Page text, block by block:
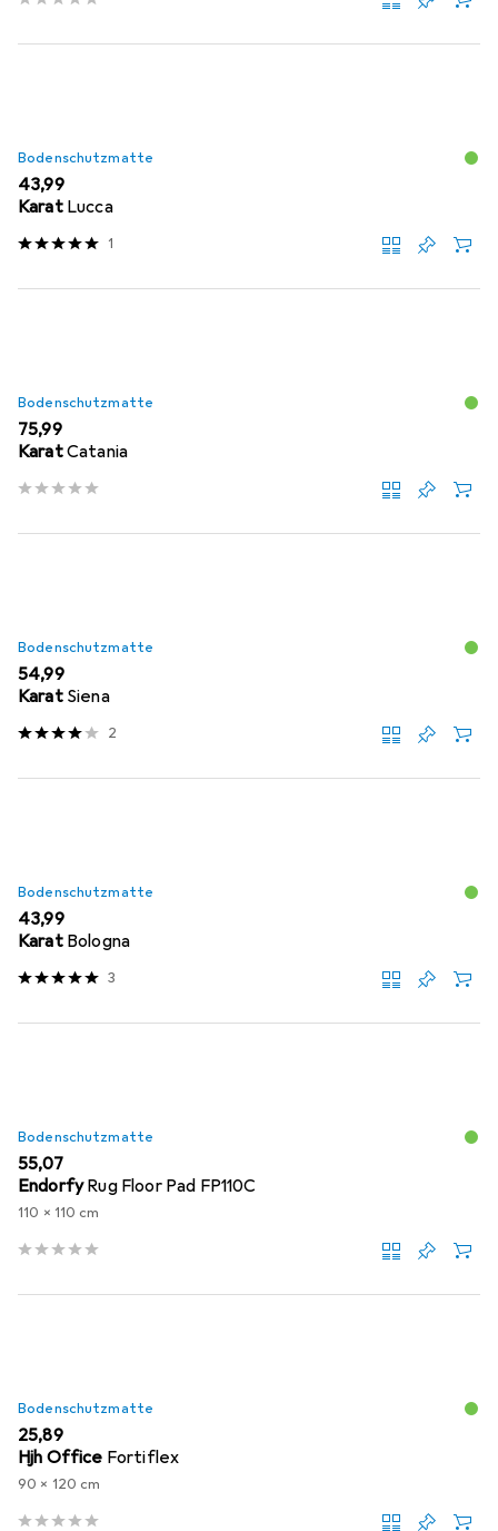
Bodenschutzmatte
EUR
43,99
Karat Lucca
1
Bodenschutzmatte
EUR
75,99
KaratCatania
Bodenschutzmatte
EUR
54,99
Karat Siena
2
Bodenschutzmatte
EUR
43,99
Karat Bologna
3
Bodenschutzmatte
EUR
55,07
EndorfyRug Floor Pad FP110C
110 x 110 cm
Bodenschutzmatte
EUR
25,89
Hjh Office Fortiflex
90 x 120 cm